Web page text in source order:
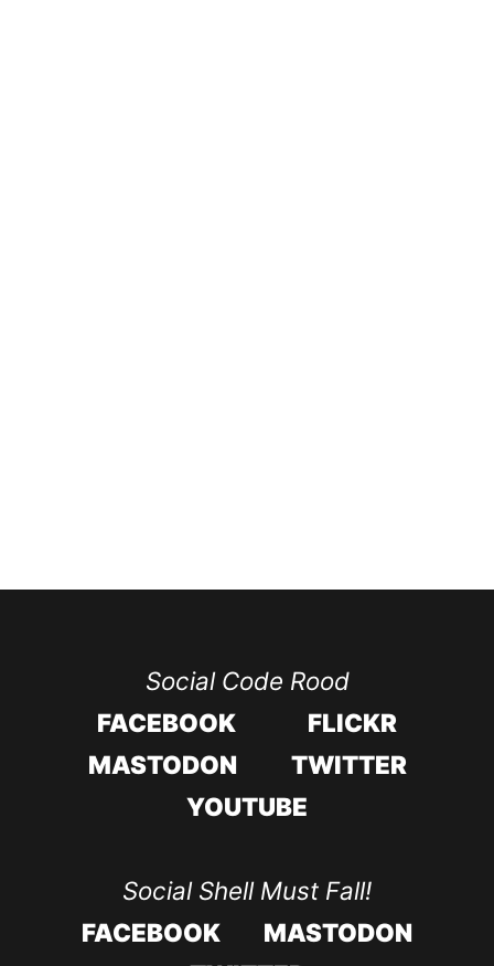
Social Code Rood
FACEBOOK
FLICKR
MASTODON
TWITTER
YOUTUBE
Social Shell Must Fall!
FACEBOOK
MASTODON